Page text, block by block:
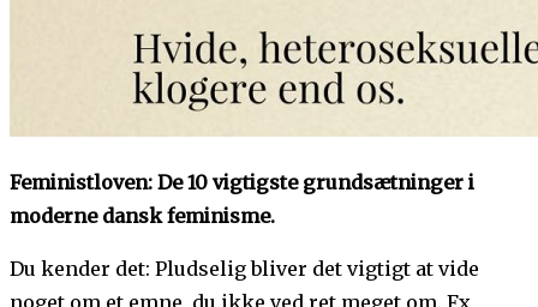
Feministloven: De 10 vigtigste grundsætninger i
moderne dansk feminisme.
Du kender det: Pludselig bliver det vigtigt at vide
noget om et emne, du ikke ved ret meget om. Fx